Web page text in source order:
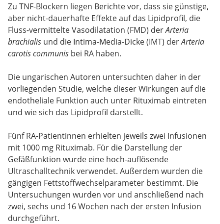
Zu TNF-Blockern liegen Berichte vor, dass sie günstige,
aber nicht-dauerhafte Effekte auf das Lipidprofil, die
Fluss-vermittelte Vasodilatation (FMD) derArteria
brachialis und die Intima-Media-Dicke (IMT) derArteria
carotis communis bei RA haben.
Die ungarischen Autoren untersuchten daher in der
vorliegenden Studie, welche dieser Wirkungen auf die
endotheliale Funktion auch unter Rituximab eintreten
und wie sich das Lipidprofil darstellt.
Fünf RA-Patientinnen erhielten jeweils zwei Infusionen
mit 1000 mg Rituximab. Für die Darstellung der
Gefäßfunktion wurde eine hoch-auflösende
Ultraschalltechnik verwendet. Außerdem wurden die
gängigen Fettstoffwechselparameter bestimmt. Die
Untersuchungen wurden vor und anschließend nach
zwei, sechs und 16 Wochen nach der ersten Infusion
durchgeführt.